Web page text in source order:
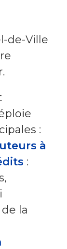
de-Ville
:
à
:
la